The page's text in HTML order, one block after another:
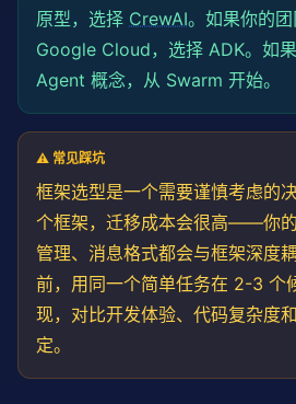
原型，选择 CrewAI。如果你的
Google Cloud，选择 ADK。如
Agent 概念，从 Swarm 开始。
⚠️ 常见踩坑
框架选型是一个需要谨慎考虑的
个框架，迁移成本会很高——你
管理、消息格式都会与框架深度
前，用同一个简单任务在 2-3 个
现，对比开发体验、代码复杂度
定。